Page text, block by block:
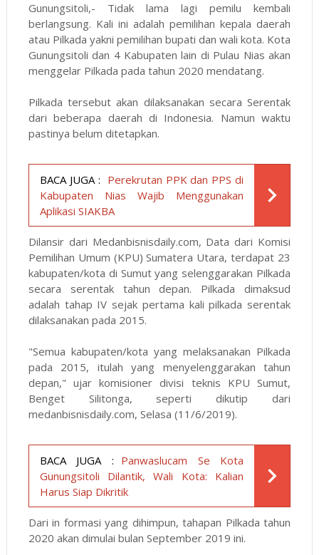
Gunungsitoli,- Tidak lama lagi pemilu kembali
berlangsung. Kali ini adalah pemilihan kepala daerah
atau Pilkada yakni pemilihan bupati dan wali kota. Kota
Gunungsitoli dan 4 Kabupaten lain di Pulau Nias akan
menggelar Pilkada pada tahun 2020 mendatang.
Pilkada tersebut akan dilaksanakan secara Serentak
dari beberapa daerah di Indonesia. Namun waktu
pastinya belum ditetapkan.
BACA JUGA : Perekrutan PPK dan PPS di
Kabupaten Nias Wajib Menggunakan
Aplikasi SIAKBA
Dilansir dari Medanbisnisdaily.com, Data dari Komisi
Pemilihan Umum (KPU) Sumatera Utara, terdapat 23
kabupaten/kota di Sumut yang selenggarakan Pilkada
secara serentak tahun depan. Pilkada dimaksud
adalah tahap IV sejak pertama kali pilkada serentak
dilaksanakan pada 2015.
"Semua kabupaten/kota yang melaksanakan Pilkada
pada 2015, itulah yang menyelenggarakan tahun
depan," ujar komisioner divisi teknis KPU Sumut,
Benget Silitonga, seperti dikutip dari
medanbisnisdaily.com, Selasa (11/6/2019).
BACA JUGA : Panwaslucam Se Kota
Gunungsitoli Dilantik, Wali Kota: Kalian
Harus Siap Dikritik
Dari in formasi yang dihimpun, tahapan Pilkada tahun
2020 akan dimulai bulan September 2019 ini.